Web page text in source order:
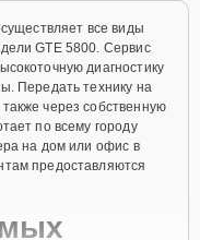
все виды
GTE 5800. Сервис
диагностику
Передать технику на
через собственную
по всему городу
на дом или офис в
предоставляются